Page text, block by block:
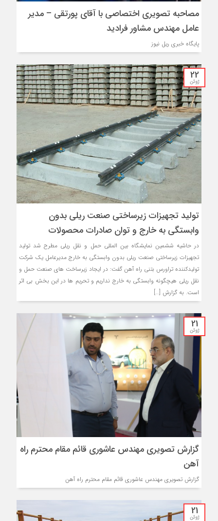
مصاحبه تصویری اختصاصی با آقای پورتقی – مدیر
عامل مهندس مشاور فرادید
پایگاه خبری ریل نیوز
22
ژوئن
تولید تجهیزات زیرساختی صنعت ریلی بدون
وابستگی به خارج و توان صادرات محصولات
در حاشیه ششمین نمایشگاه بین المللی حمل و نقل ریلی مطرح شد تولید
تجهیزات زیرساختی صنعت ریلی بدون وابستگی به خارج مدیرعامل یک شرکت
تولیدکننده تراورس بتنی راه آهن گفت: در ایجاد زیرساخت های صنعت حمل و
نقل ریلی هیچگونه وابستگی به خارج نداریم و تحریم ها در این بخش بی اثر
است. به گزارش […]
21
ژوئن
گزارش تصویری مهندس عاشوری قائم مقام محترم راه
آهن
گزارش تصویری مهندس عاشوری قائم مقام محترم راه آهن
21
ژوئن